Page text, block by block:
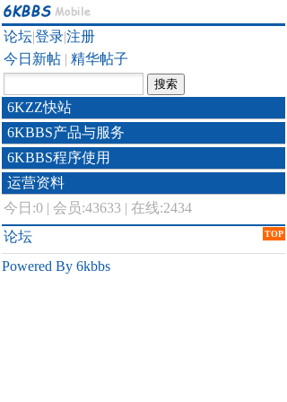
论坛|登录|注册
今日新帖 | 精华帖子
6KZZ快站
6KBBS产品与服务
6KBBS程序使用
运营资料
今日:0 | 会员:43633 | 在线:2434
TOP
论坛
Powered By 6kbbs